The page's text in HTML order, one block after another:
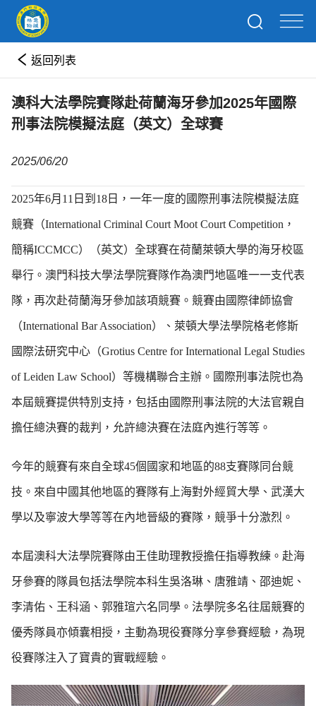
返回列表
澳科大法學院賽隊赴荷蘭海牙參加2025年國際
刑事法院模擬法庭（英文）全球賽
2025/06/20
2025年6月11日到18日，一年一度的國際刑事法院模擬法庭
競賽（International Criminal Court Moot Court Competition，
簡稱ICCMCC）（英文）全球賽在荷蘭萊頓大學的海牙校區
舉行。澳門科技大學法學院賽隊作為澳門地區唯一一支代表
隊，再次赴荷蘭海牙參加該項競賽。競賽由國際律師協會
（International Bar Association）、萊頓大學法學院格老修斯
國際法研究中心（Grotius Centre for International Legal Studies
of Leiden Law School）等機構聯合主辦。國際刑事法院也為
本屆競賽提供特別支持，包括由國際刑事法院的大法官親自
擔任總決賽的裁判，允許總決賽在法庭內進行等等。
今年的競賽有來自全球45個國家和地區的88支賽隊同台競
技。來自中國其他地區的賽隊有上海對外經貿大學、武漢大
學以及寧波大學等等在內地晉級的賽隊，競爭十分激烈。
本屆澳科大法學院賽隊由王佳助理教授擔任指導教練。赴海
牙參賽的隊員包括法學院本科生吳洛琳、唐雅靖、邵迪妮、
李清佑、王科涵、郭雅瑄六名同學。法學院多名往屆競賽的
優秀隊員亦傾囊相授，主動為現役賽隊分享參賽經驗，為現
役賽隊注入了寶貴的實戰經驗。